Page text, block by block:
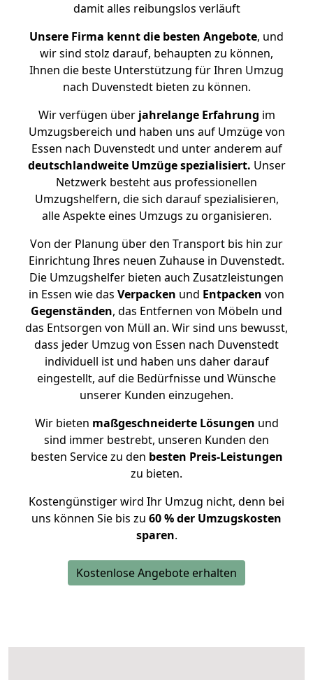
damit alles reibungslos verläuft
Unsere Firma kennt die besten Angebote, und
wir sind stolz darauf, behaupten zu können,
Ihnen die beste Unterstützung für Ihren Umzug
nach Duvenstedt bieten zu können.
Wir verfügen überjahrelange Erfahrung im
Umzugsbereich und haben uns auf Umzüge von
Essen nach Duvenstedt und unter anderem auf
deutschlandweite Umzüge spezialisiert. Unser
Netzwerk besteht aus professionellen
Umzugshelfern, die sich darauf spezialisieren,
alle Aspekte eines Umzugs zu organisieren.
Von der Planung über den Transport bis hin zur
Einrichtung Ihres neuen Zuhause in Duvenstedt.
Die Umzugshelfer bieten auch Zusatzleistungen
in Essen wie das Verpacken und Entpacken von
Gegenständen, das Entfernen von Möbeln und
das Entsorgen von Müll an. Wir sind uns bewusst,
dass jeder Umzug von Essen nach Duvenstedt
individuell ist und haben uns daher darauf
eingestellt, auf die Bedürfnisse und Wünsche
unserer Kunden einzugehen.
Wir bieten maßgeschneiderte Lösungen und
sind immer bestrebt, unseren Kunden den
besten Service zu den besten Preis-Leistungen
zu bieten.
Kostengünstiger wird Ihr Umzug nicht, denn bei
uns können Sie bis zu 60 % der Umzugskosten
sparen.
Kostenlose Angebote erhalten